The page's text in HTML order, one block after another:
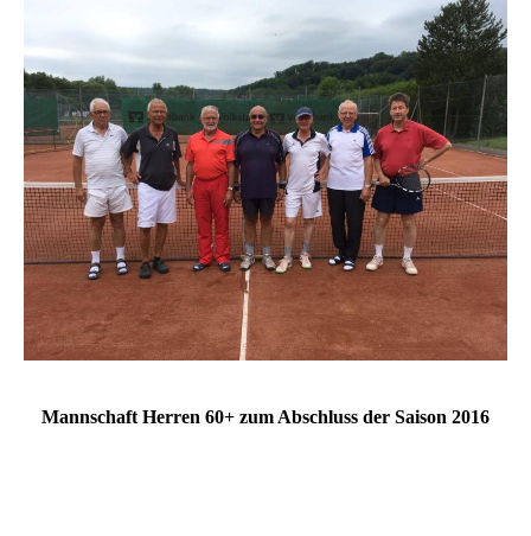
Mannschaft Herren 60+ zum Abschluss der Saison 2016